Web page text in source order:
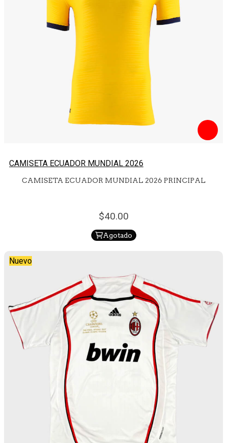
CAMISETA ECUADOR MUNDIAL 2026
CAMISETA ECUADOR MUNDIAL 2026 PRINCIPAL
40.00
Agotado
Nuevo